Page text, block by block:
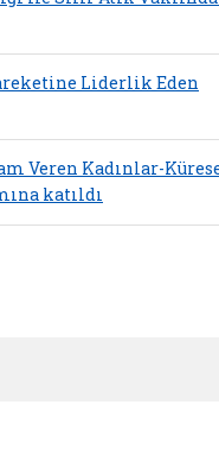
Liderlik Eden
Veren Kadınlar-
katıldı